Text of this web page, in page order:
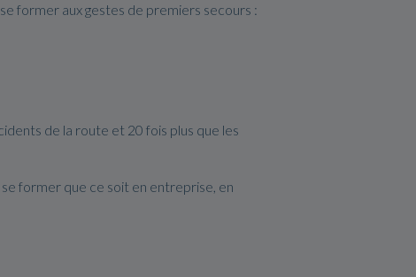
former aux gestes de premiers secours :
de la route et 20 fois plus que les
former que ce soit en entreprise, en